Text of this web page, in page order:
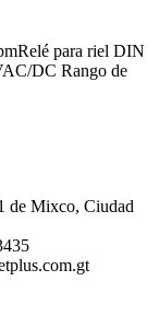
para riel DIN
DC Rango de
de Mixco, Ciudad